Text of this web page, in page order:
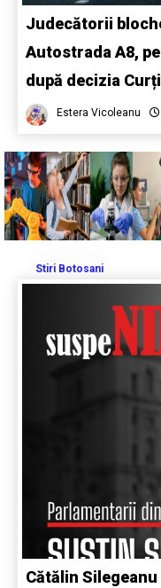
Judecătorii
Autostrada A8,
după decizia
Estera Vicoleanu
Stiri Botosani
Cătălin